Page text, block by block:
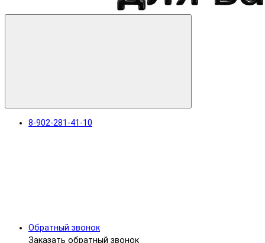
8-902-281-41-10
Обратный звонок
Заказать обратный звонок